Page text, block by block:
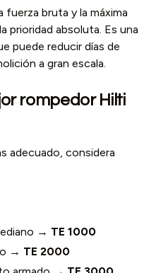
fuerza bruta y la máxima
prioridad absoluta. Es una
puede reducir días de
a gran escala.
rompedor Hilti
adecuado, considera
→ TE 1000
→ TE 2000